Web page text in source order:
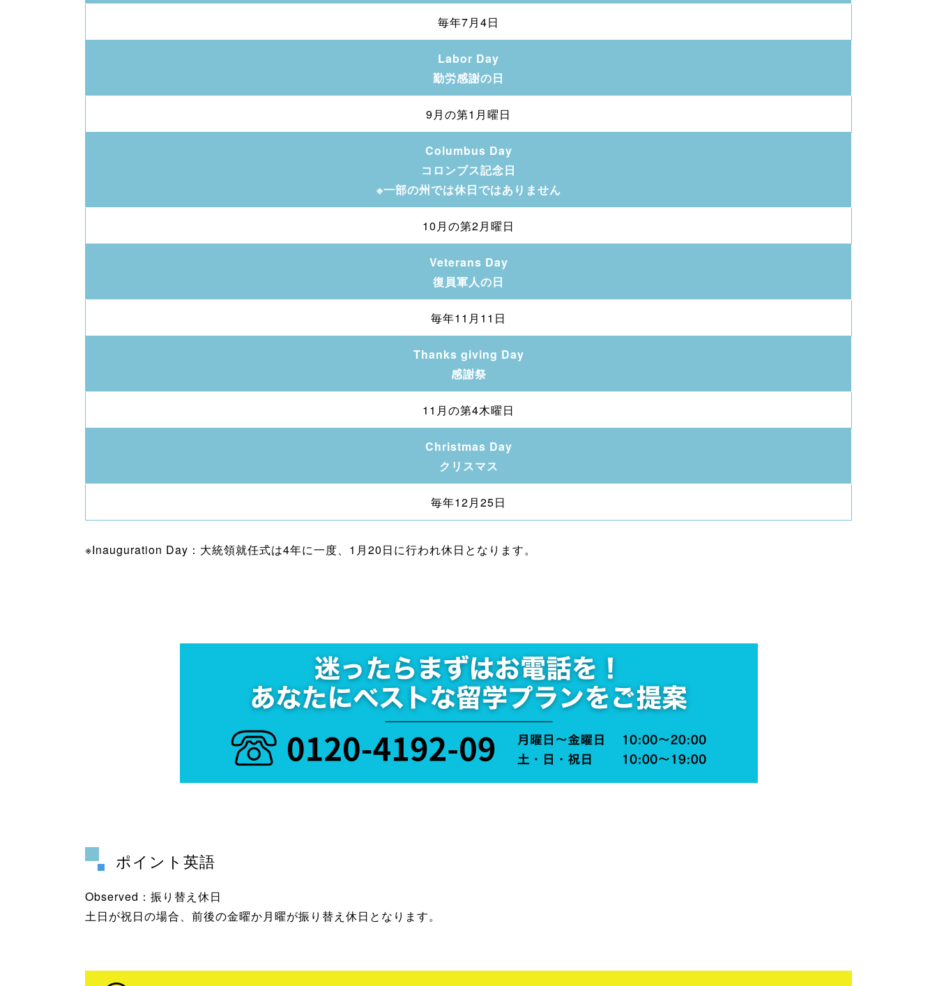
毎年7月4日
Labor Day
勤労感謝の日
9月の第1月曜日
Columbus Day
コロンブス記念日
※一部の州では休日ではありません
10月の第2月曜日
Veterans Day
復員軍人の日
毎年11月11日
Thanks giving Day
感謝祭
11月の第4木曜日
Christmas Day
クリスマス
毎年12月25日
※Inauguration Day：大統領就任式は4年に一度、1月20日に行われ休日となります。
ポイント英語
Observed：振り替え休日
土日が祝日の場合、前後の金曜か月曜が振り替え休日となります。